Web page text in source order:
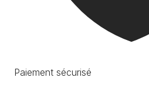
Paiement sécurisé